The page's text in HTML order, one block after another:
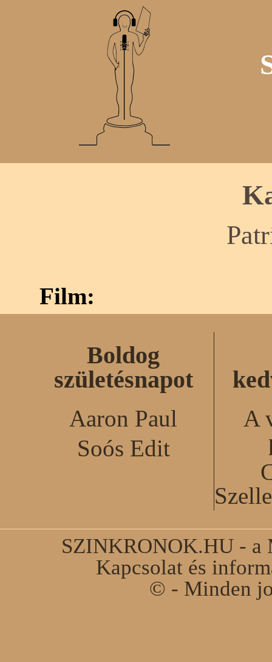
Film:
Boldog
születésnapot
Aaron Paul
Soós Edit
A
SZINKRONOK.HU - a
Kapcsolat és
© - Minden